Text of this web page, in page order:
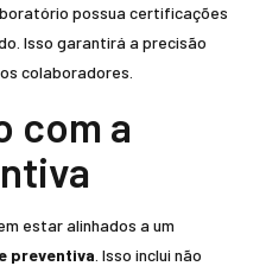
possua certificações
Isso garantirá a precisão
colaboradores.
com a
estar alinhados a um
preventiva . Isso inclui não